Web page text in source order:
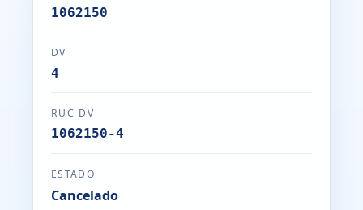
1062150
DV
4
RUC-DV
1062150-4
ESTADO
Cancelado